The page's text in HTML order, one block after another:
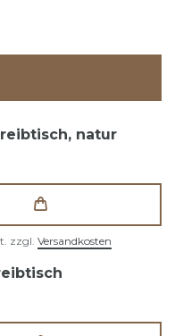
natur
zzgl. Versandkosten